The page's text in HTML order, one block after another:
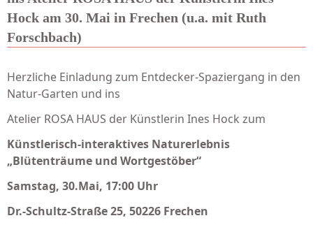
Hock am 30. Mai in Frechen (u.a. mit Ruth
Forschbach)
Herzliche Einladung zum Entdecker-Spaziergang in den
Natur-Garten und ins
Atelier ROSA HAUS der Künstlerin Ines Hock zum
Künstlerisch-interaktives Naturerlebnis
„Blütenträume und Wortgestöber“
Samstag, 30.Mai, 17:00 Uhr
Dr.-Schultz-Straße 25, 50226 Frechen